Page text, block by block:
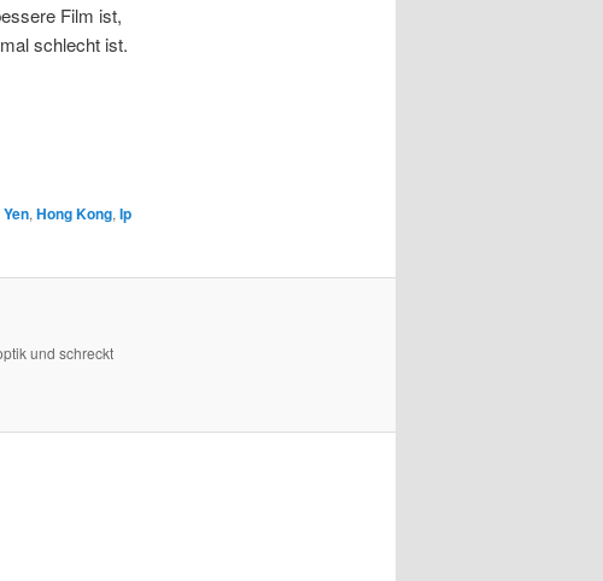
Film ist,
schlecht ist.
, Hong Kong, Ip
und schreckt